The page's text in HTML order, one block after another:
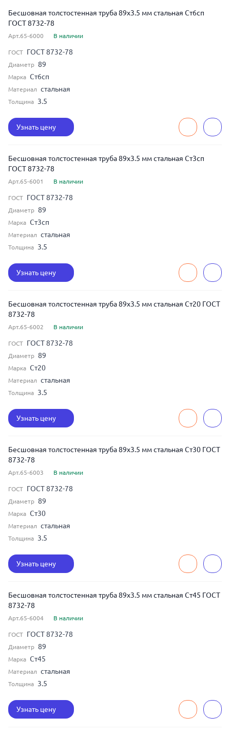
Бесшовная толстостенная труба 89x3.5 мм стальная Ст6сп
ГОСТ 8732-78
Арт.65-6000 В наличии
ГОСТ ГОСТ 8732-78
Диаметр 89
Марка Ст6сп
Материал стальная
Толщина 3.5
Узнать цену
Бесшовная толстостенная труба 89x3.5 мм стальная Ст3сп
ГОСТ 8732-78
Арт.65-6001 В наличии
ГОСТ ГОСТ 8732-78
Диаметр 89
Марка Ст3сп
Материал стальная
Толщина 3.5
Узнать цену
Бесшовная толстостенная труба 89x3.5 мм стальная Ст20 ГОСТ
8732-78
Арт.65-6002 В наличии
ГОСТ ГОСТ 8732-78
Диаметр 89
Марка Ст20
Материал стальная
Толщина 3.5
Узнать цену
Бесшовная толстостенная труба 89x3.5 мм стальная Ст30 ГОСТ
8732-78
Арт.65-6003 В наличии
ГОСТ ГОСТ 8732-78
Диаметр 89
Марка Ст30
Материал стальная
Толщина 3.5
Узнать цену
Бесшовная толстостенная труба 89x3.5 мм стальная Ст45 ГОСТ
8732-78
Арт.65-6004 В наличии
ГОСТ ГОСТ 8732-78
Диаметр 89
Марка Ст45
Материал стальная
Толщина 3.5
Узнать цену